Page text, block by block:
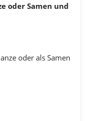
oder Samen und
oder als Samen